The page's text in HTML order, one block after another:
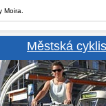
Městská